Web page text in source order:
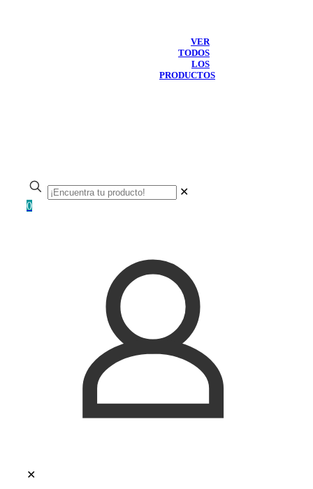
VER
TODOS
LOS
PRODUCTOS
✕
0
✕